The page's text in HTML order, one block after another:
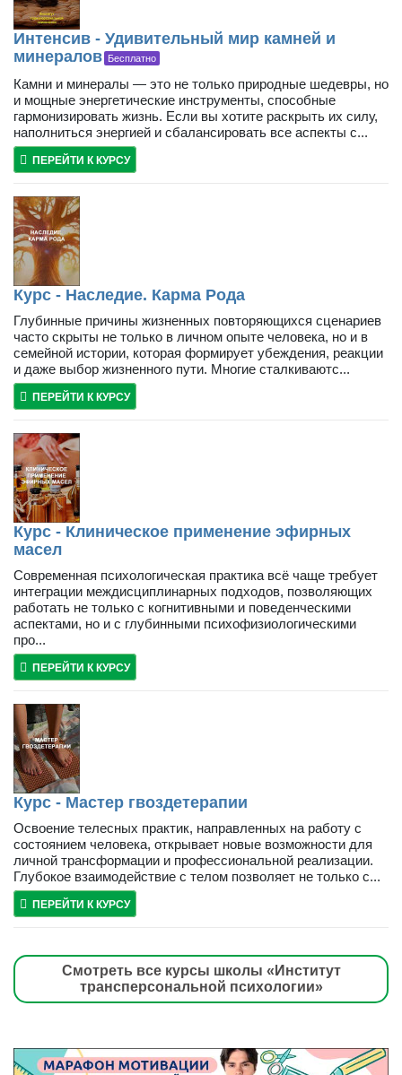
Интенсив - Удивительный мир камней и
минералов Бесплатно
Камни и минералы — это не только природные шедевры, но
и мощные энергетические инструменты, способные
гармонизировать жизнь. Если вы хотите раскрыть их силу,
наполниться энергией и сбалансировать все аспекты с...
ПЕРЕЙТИ К КУРСУ
Курс - Наследие. Карма Рода
Глубинные причины жизненных повторяющихся сценариев
часто скрыты не только в личном опыте человека, но и в
семейной истории, которая формирует убеждения, реакции
и даже выбор жизненного пути. Многие сталкиваютс...
ПЕРЕЙТИ К КУРСУ
Курс - Клиническое применение эфирных
масел
Современная психологическая практика всё чаще требует
интеграции междисциплинарных подходов, позволяющих
работать не только с когнитивными и поведенческими
аспектами, но и с глубинными психофизиологическими
про...
ПЕРЕЙТИ К КУРСУ
Курс - Мастер гвоздетерапии
Освоение телесных практик, направленных на работу с
состоянием человека, открывает новые возможности для
личной трансформации и профессиональной реализации.
Глубокое взаимодействие с телом позволяет не только с...
ПЕРЕЙТИ К КУРСУ
Смотреть все курсы школы «Институт
трансперсональной психологии»